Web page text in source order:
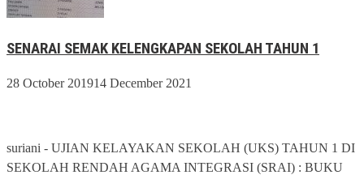
SENARAI SEMAK KELENGKAPAN SEKOLAH TAHUN 1
28 October 201914 December 2021
suriani - UJIAN KELAYAKAN SEKOLAH (UKS) TAHUN 1 DI
SEKOLAH RENDAH AGAMA INTEGRASI (SRAI) : BUKU